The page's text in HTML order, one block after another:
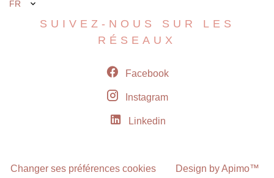
FR
SUIVEZ-NOUS SUR LES
RÉSEAUX
Facebook
Instagram
Linkedin
Changer ses préférences cookies Design byApimo™